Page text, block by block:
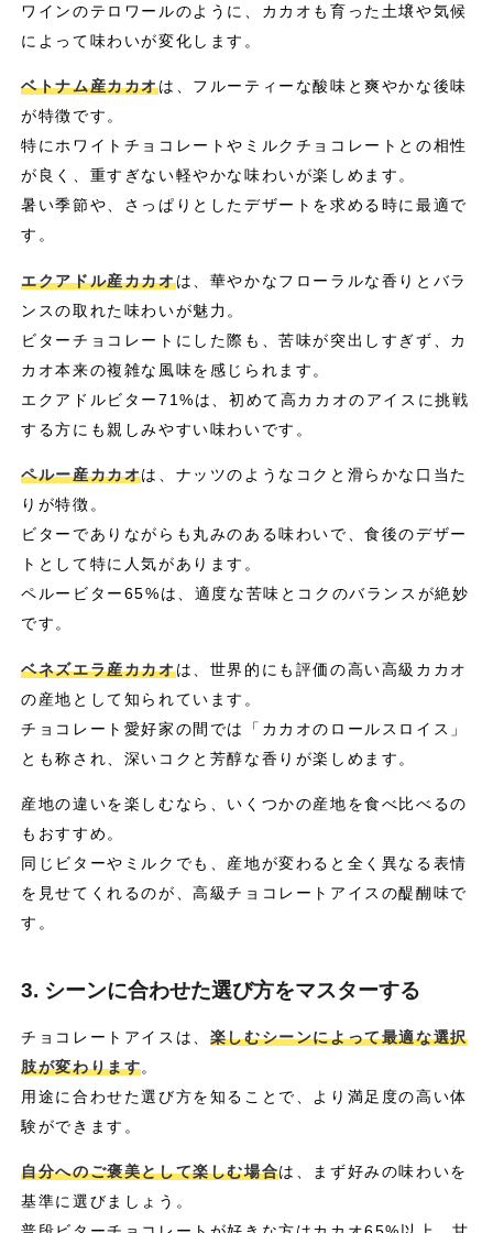
ワインのテロワールのように、カカオも育った土壌や気候
によって味わいが変化します。
ベトナム産カカオは、フルーティーな酸味と爽やかな後味
が特徴です。
特にホワイトチョコレートやミルクチョコレートとの相性
が良く、重すぎない軽やかな味わいが楽しめます。
暑い季節や、さっぱりとしたデザートを求める時に最適で
す。
エクアドル産カカオは、華やかなフローラルな香りとバラ
ンスの取れた味わいが魅力。
ビターチョコレートにした際も、苦味が突出しすぎず、カ
カオ本来の複雑な風味を感じられます。
エクアドルビター71%は、初めて高カカオのアイスに挑戦
する方にも親しみやすい味わいです。
ペルー産カカオは、ナッツのようなコクと滑らかな口当た
りが特徴。
ビターでありながらも丸みのある味わいで、食後のデザー
トとして特に人気があります。
ペルービター65%は、適度な苦味とコクのバランスが絶妙
です。
ベネズエラ産カカオは、世界的にも評価の高い高級カカオ
の産地として知られています。
チョコレート愛好家の間では「カカオのロールスロイス」
とも称され、深いコクと芳醇な香りが楽しめます。
産地の違いを楽しむなら、いくつかの産地を食べ比べるの
もおすすめ。
同じビターやミルクでも、産地が変わると全く異なる表情
を見せてくれるのが、高級チョコレートアイスの醍醐味で
す。
3. シーンに合わせた選び方をマスターする
チョコレートアイスは、 楽しむシーンによって最適な選択
肢が変わります。
用途に合わせた選び方を知ることで、より満足度の高い体
験ができます。
自分へのご褒美として楽しむ場合は、まず好みの味わいを
基準に選びましょう。